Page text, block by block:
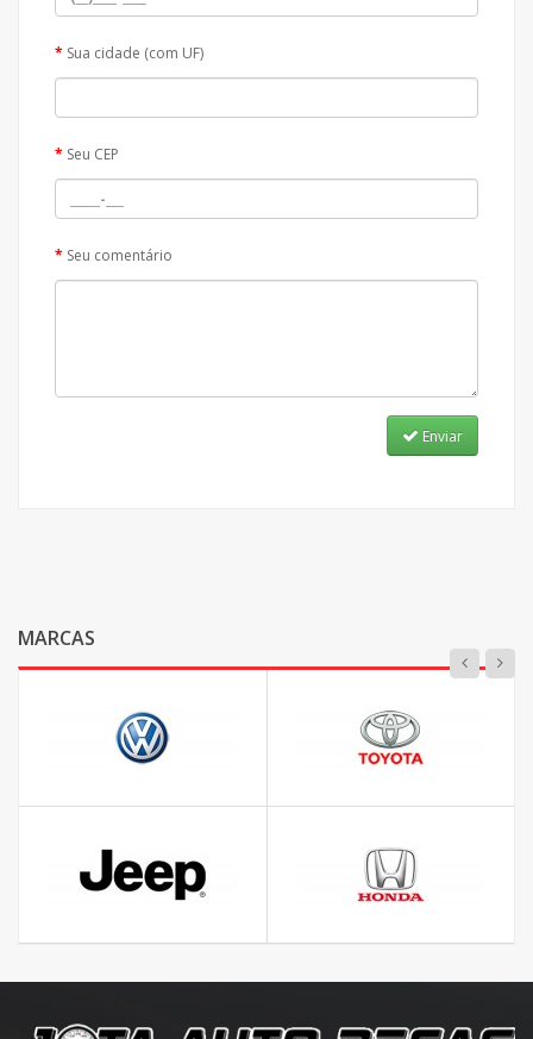
Sua cidade (com UF)
Seu CEP
Seu comentário
Enviar
MARCAS